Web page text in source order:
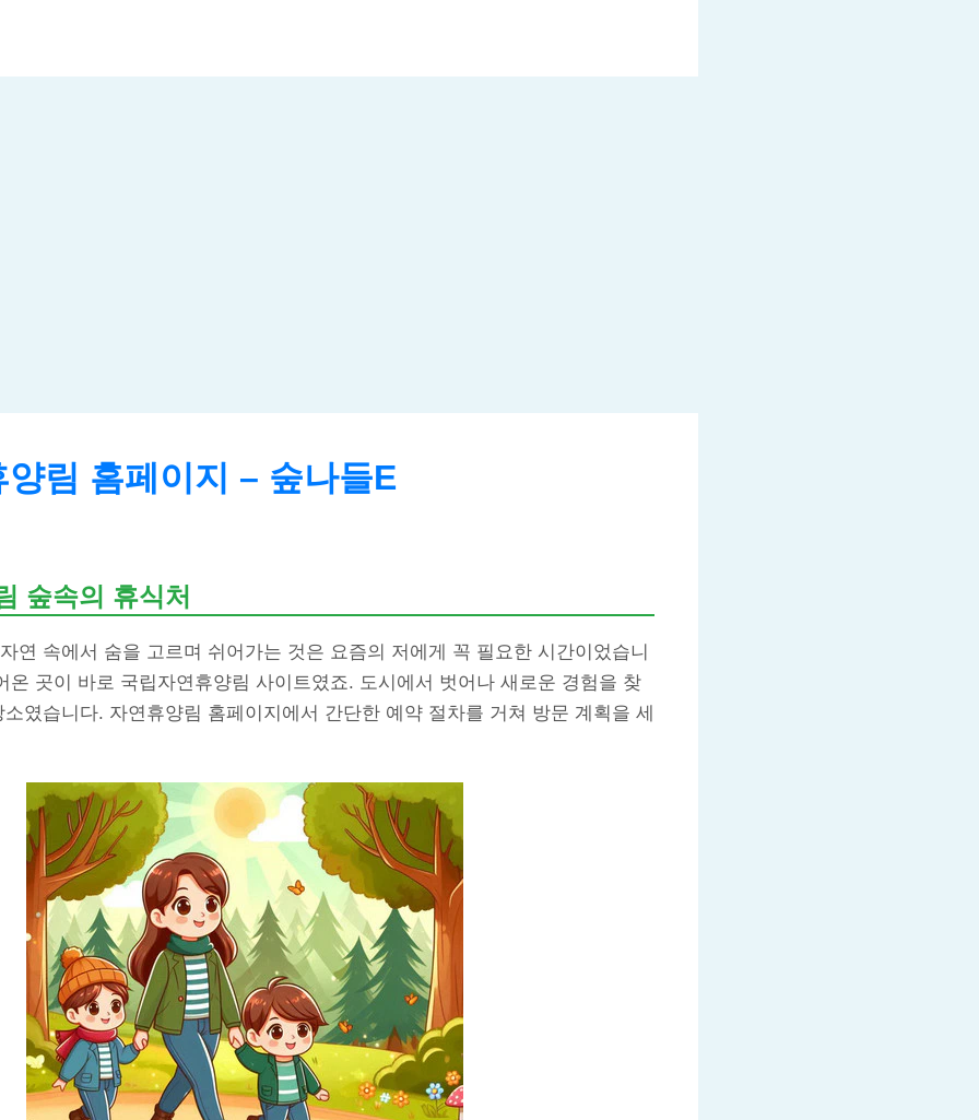
림 홈페이지 – 숲나들E
숲속의 휴식처
연 속에서 숨을 고르며 쉬어가는 것은 요즘의 저에게 꼭 필요한 시간이었습니
온 곳이 바로 국립자연휴양림 사이트였죠. 도시에서 벗어나 새로운 경험을 찾
였습니다. 자연휴양림 홈페이지에서 간단한 예약 절차를 거쳐 방문 계획을 세